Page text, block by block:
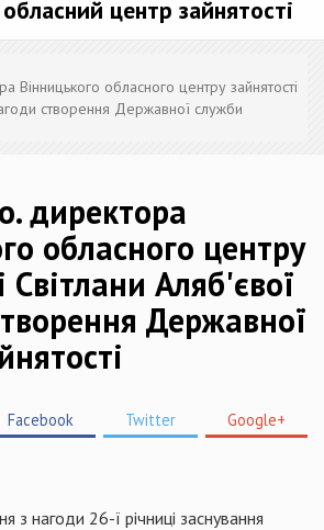
центр зайнятості
Вінницького обласного центру зайнятості
створення Державної служби
директора
обласного центру
Світлани Аляб'євої
Державної
Facebook Twitter Google+
з нагоди 26-ї річниці заснування